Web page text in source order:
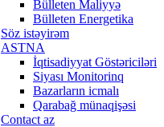
Bülleten Maliyyə
Bülleten Energetika
Söz istəyirəm
ASTNA
İqtisadiyyat Göstəriciləri
Siyası Monitorinq
Bazarların icmalı
Qarabağ münaqişəsi
Contact az